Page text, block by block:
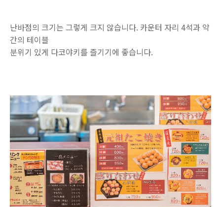
난바점의 크기는 그렇게 크지 않습니다. 카운터 자리 4석과 약
간의 테이블
분위기 있게 다코야키를 즐기기에 좋습니다.